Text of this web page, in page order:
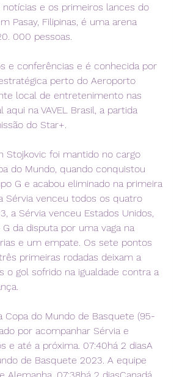
notícias e os primeiros lances do
Pasay, Filipinas, é uma arena
000 pessoas.
e conferências e é conhecida por
perto do Aeroporto
local de entretenimento nas
na VAVEL Brasil, a partida
do Star+.
Stojkovic foi mantido no cargo
do Mundo, quando conquistou
G e acabou eliminado na primeira
Sérvia venceu todos os quatro
a Sérvia venceu Estados Unidos,
da disputa por uma vaga na
e um empate. Os sete pontos
primeiras rodadas deixam a
o gol sofrido na igualdade contra a
do Mundo de Basquete (95-
por acompanhar Sérvia e
e até a próxima. 07:40há 2 diasA
de Basquete 2023. A equipe